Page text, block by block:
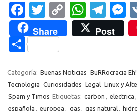
Fa
c
e
b
o
o
k
T
w
it
te
r
C
o
p
Li
n
k
W
h
at
A
p
p
T
el
e
a
m
g
Share Post
C
m
p
Categoría: Buenas Noticias BuRRocracia
Tecnologia Curiosidades Legal Linux y
Spam y Timos Etiquetas: carbon , electrica ,
española , europea , gas , gas natural,